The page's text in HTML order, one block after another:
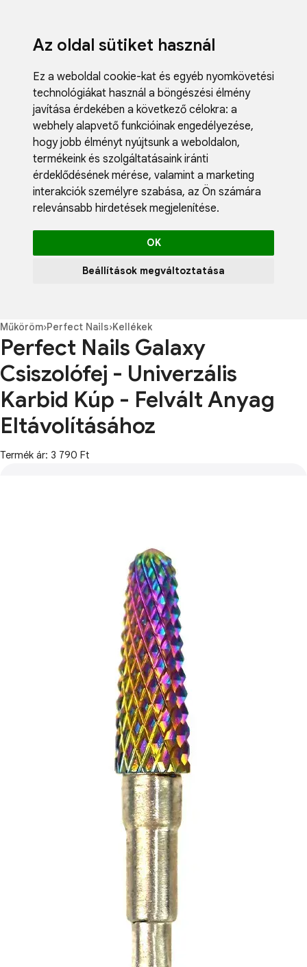
Az oldal sütiket használ
Ez a weboldal cookie-kat és egyéb nyomkövetési
technológiákat használ a böngészési élmény
javítása érdekében a következő célokra: a
webhely alapvető funkcióinak engedélyezése,
hogy jobb élményt nyújtsunk a weboldalon,
termékeink és szolgáltatásaink iránti
érdeklődésének mérése, valamint a marketing
interakciók személyre szabása, az Ön számára
relevánsabb hirdetések megjelenítése.
OK
Beállítások megváltoztatása
Blog
Műköröm›Perfect Nails›Kellékek
Perfect Nails Galaxy
Csiszolófej - Univerzális
Karbid Kúp - Felvált Anyag
Eltávolításához
Termék ár: 3 790 Ft